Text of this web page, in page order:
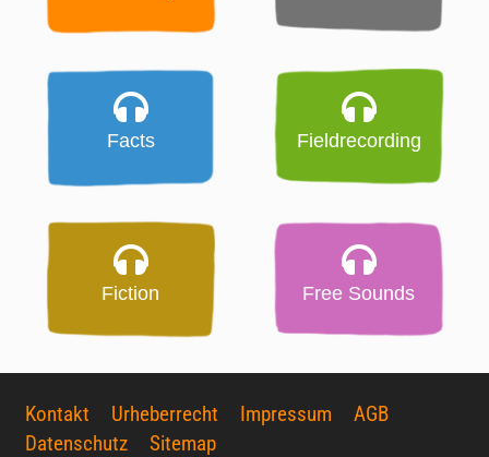
Facts Fieldrecording
Fiction Free Sounds
Kontakt Urheberrecht Impressum
AGB
Datenschutz
Sitemap